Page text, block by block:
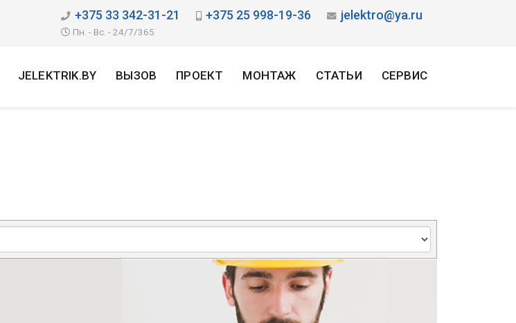
+375 33 342-31-21 +375 25 998-19-36 jelektro@ya.ru
Пн. - Вс. - 24/7/365
JELEKTRIK.BY ВЫЗОВ ПРОЕКТ МОНТАЖ СТАТЬИ СЕРВИС